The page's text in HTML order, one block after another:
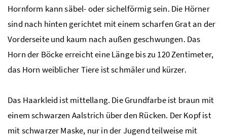
Hornform kann säbel- oder sichelförmig sein. Die Hörner
sind nach hinten gerichtet mit einem scharfen Grat an der
Vorderseite und kaum nach außen geschwungen. Das
Horn der Böcke erreicht eine Länge bis zu 120 Zentimeter,
das Horn weiblicher Tiere ist schmäler und kürzer.
Das Haarkleid ist mittellang. Die Grundfarbe ist braun mit
einem schwarzen Aalstrich über den Rücken. Der Kopf ist
mit schwarzer Maske, nur in der Jugendteilweise mit